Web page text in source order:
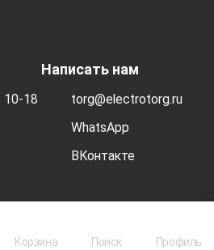
Корзина Поиск Профиль
18
Написать нам
torg@electrotorg.ru
WhatsApp
ВКонтакте
Корзина Поиск Профиль